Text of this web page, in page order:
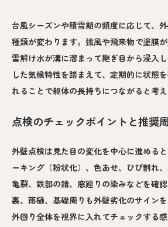
台風シーズンや積雪期の頻度に応じて、
種類が変わります。強風や飛来物で塗膜が
雪解け水が溝に溜まって継ぎ目から浸入
した気候特性を踏まえて、定期的に状態
れることで躯体の長持ちにつながると考え
点検のチェックポイントと推奨
外壁点検は見た目の変化を中心に進める
ーキング（粉状化）、色あせ、ひび割れ
亀裂、鉄部の錆、窓廻りの染みなどを確
裏、雨樋、基礎周りも外壁劣化のサインを
外回り全体を視界に入れてチェックする感